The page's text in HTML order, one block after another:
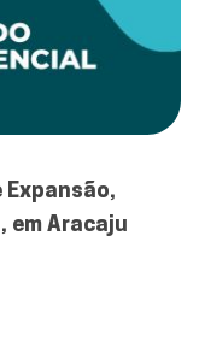
em Aracaju